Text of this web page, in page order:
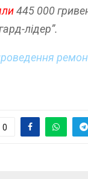
445 000
лідер”.
0